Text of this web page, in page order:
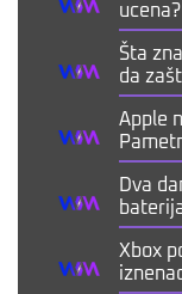
Šta
da
Apple
Dva
Xbox